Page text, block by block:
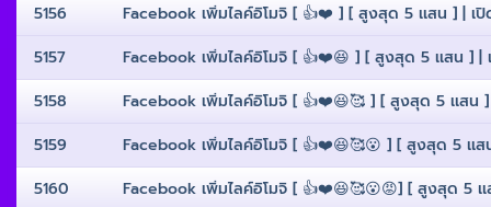
5156
Facebook เพิ่มไลค์อิโมจิ [ 👍❤️ ] [ สูงสุด 5 เเสน ] | เ
5157
Facebook เพิ่มไลค์อิโมจิ [ 👍❤️😆 ] [ สูงสุด 5 เเสน ] |
5158
Facebook เพิ่มไลค์อิโมจิ [ 👍❤️😆🥰 ] [ สูงสุด 5 เเสน
5159
Facebook เพิ่มไลค์อิโมจิ [ 👍❤️😆🥰😮 ] [ สูงสุด 5 เเ
5160
Facebook เพิ่มไลค์อิโมจิ [ 👍❤️😆🥰😮😡] [ สูงสุด 5 เ